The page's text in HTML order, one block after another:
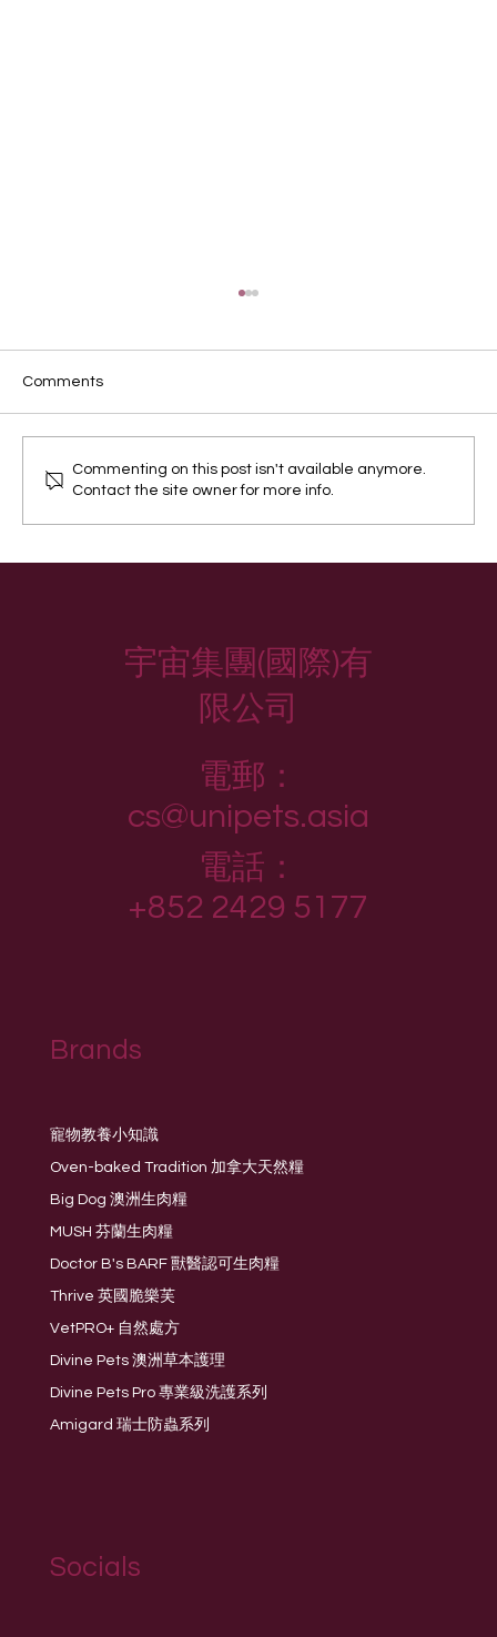
Comments
Commenting on this post isn't available anymore.
Contact the site owner for more info.
Brands
寵物教養小知識
Oven-baked Tradition 加拿大天然糧
Big Dog 澳洲生肉糧
MUSH 芬蘭生肉糧
Doctor B's BARF 獸醫認可生肉糧
Thrive 英國脆樂芙
VetPRO+ 自然處方
Divine Pets 澳洲草本護理
Divine Pets Pro 專業級洗護系列
Amigard 瑞士防蟲系列
Socials
宇宙集團(國際)有
限公司
電郵：
cs@unipets.asia
電話：
+852 2429 5177